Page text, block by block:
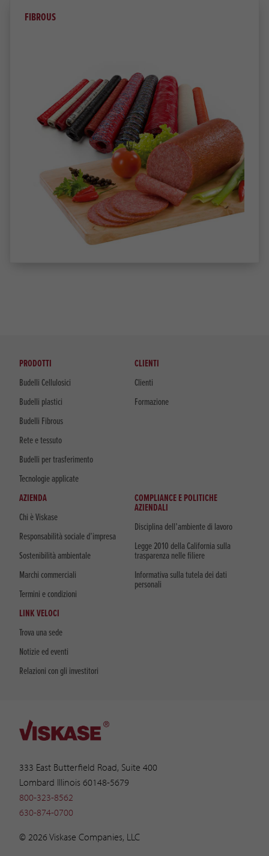
FIBROUS
333 East Butterfield Road, Suite 400
Lombard Illinois 60148-5679
800-323-8562
630-874-0700
© 2026 Viskase Companies, LLC
PRODOTTI
Budelli Cellulosici
Budelli plastici
Budelli Fibrous
Rete e tessuto
Budelli per trasferimento
Tecnologie applicate
CLIENTI
Clienti
Formazione
AZIENDA
Chi è Viskase
Responsabilità sociale d’impresa
Sostenibilità ambientale
Marchi commerciali
Termini e condizioni
COMPLIANCE E POLITICHE
AZIENDALI
Disciplina dell’ambiente di lavoro
Legge 2010 della California sulla
trasparenza nelle filiere
Informativa sulla tutela dei dati
personali
LINK VELOCI
Trova una sede
Notizie ed eventi
Relazioni con gli investitori